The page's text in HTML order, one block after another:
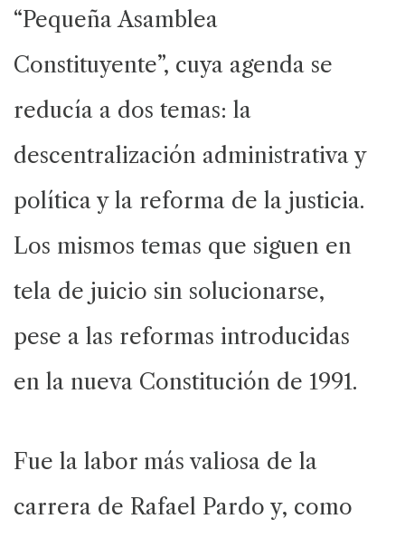
“Pequeña Asamblea
Constituyente”, cuya agenda se
reducía a dos temas: la
descentralización administrativa y
política y la reforma de la justicia.
Los mismos temas que siguen en
tela de juicio sin solucionarse,
pese a las reformas introducidas
en la nueva Constitución de 1991.
Fue la labor más valiosa de la
carrera de Rafael Pardo y, como